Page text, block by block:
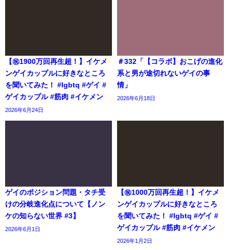
【㊗️1900万回再生超！】イケメ
ンゲイカップルに好きなところ
を聞いてみた！ #lgbtq #ゲイ #
ゲイカップル #筋肉 #イケメン
2026年6月24日
＃332「【コラボ】おこげの進化
系と男が途切れないゲイの事
情」
2026年6月18日
ゲイのポジション問題・タチ受
けの分岐進化点について【ノン
ケの知らない世界 #3】
2026年6月1日
【㊗️1000万回再生超！】イケメ
ンゲイカップルに好きなところ
を聞いてみた！ #lgbtq #ゲイ #
ゲイカップル #筋肉 #イケメン
2026年1月2日